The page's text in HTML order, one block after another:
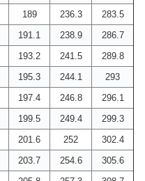
189 236.3
283.5
191.1 238.9
286.7
193.2 241.5
289.8
195.3 244.1
293
197.4 246.8
296.1
199.5 249.4
299.3
201.6 252
302.4
203.7 254.6
305.6